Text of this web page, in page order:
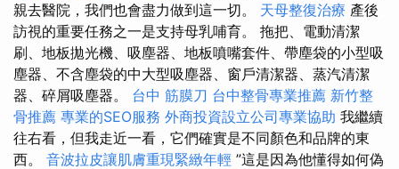
親去醫院，我們也會盡力做到這一切。 天母整復治療 產後
訪視的重要任務之一是支持母乳哺育。 拖把、電動清潔
刷、地板拋光機、吸塵器、地板噴嘴套件、帶塵袋的小型吸
塵器、不含塵袋的中大型吸塵器、窗戶清潔器、蒸汽清潔
器、碎屑吸塵器。 台中 筋膜刀 台中整骨專業推薦 新竹整
骨推薦 專業的SEO服務 外商投資設立公司專業協助 我繼續
往右看，但我走近一看，它們確實是不同顏色和品牌的東
西。 音波拉皮讓肌膚重現緊緻年輕 ”這是因為他懂得如何偽